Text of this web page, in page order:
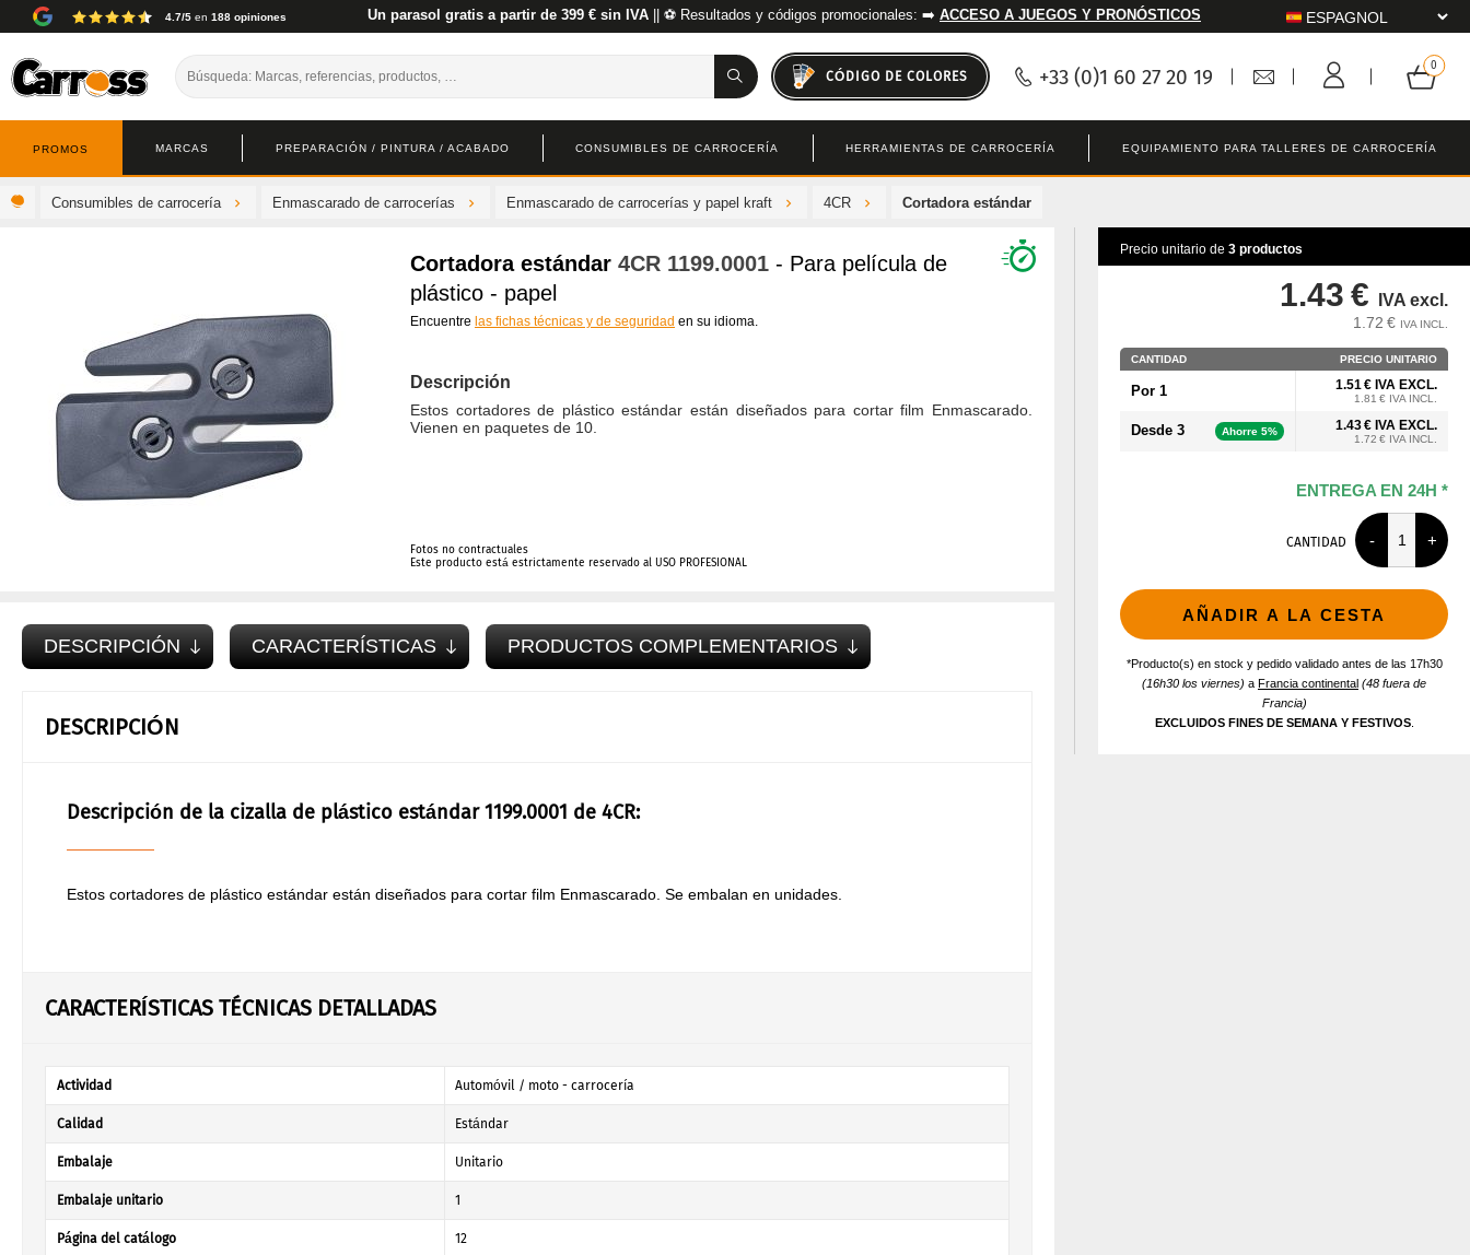
4.7/5 en 188 opiniones Un parasol gratis a partir de 399 € sin IVA || ⚽ Resultados y códigos promocionales: ➡️ ACCESO A JUEGOS Y PRONÓSTICOS
CÓDIGO DE COLORES +33 (0)1 60 27 20 19
PREPARACIÓN / PINTURA / ACABADO CONSUMIBLES DE CARROCERÍA HERRAMIENTAS DE CARROCERÍA EQUIPAMIENTO PARA TALLERES DE CARROCERÍA
MARCAS
PROMOS
Consumibles de carrocería Enmascarado de carrocerías Enmascarado de carrocerías y papel kraft 4CR Cortadora estándar
Cortadora estándar 4CR 1199.0001 - Para película de
plástico - papel
Encuentre las fichas técnicas y de seguridad en su idioma.
Descripción
Estos cortadores de plástico estándar están diseñados para cortar film Enmascarado.
Vienen en paquetes de 10.
Fotos no contractuales
Este producto está estrictamente reservado al USO PROFESIONAL
Precio unitario de 3 productos
CANTIDAD PRECIO UNITARIO
Por 1 1.51 € IVA EXCL.
1.81 € IVA INCL.
Desde 3 Ahorre 5% 1.43 € IVA EXCL.
1.72 € IVA INCL.
ENTREGA EN 24H *
1.43 € IVA excl.
1.72 € IVA INCL.
CANTIDAD
AÑADIR A LA CESTA
*Producto(s) en stock y pedido validado antes de las 17h30
(16h30 los viernes) a Francia continental (48 fuera de
Francia)
EXCLUIDOS FINES DE SEMANA Y FESTIVOS.
DESCRIPCIÓN CARACTERÍSTICAS PRODUCTOS COMPLEMENTARIOS
DESCRIPCIÓN
Descripción de la cizalla de plástico estándar 1199.0001 de 4CR:
Estos cortadores de plástico estándar están diseñados para cortar film Enmascarado. Se embalan en unidades.
CARACTERÍSTICAS TÉCNICAS DETALLADAS
Actividad Automóvil / moto - carrocería
Calidad Estándar
Embalaje Unitario
Embalaje unitario 1
Página del catálogo 12